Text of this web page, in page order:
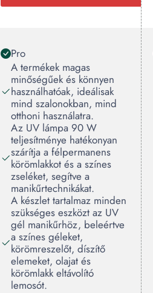
Pro
A termékek magas
minőségűek és könnyen
használhatóak, ideálisak
mind szalonokban, mind
otthoni használatra.
Az UV lámpa 90 W
teljesítménye hatékonyan
szárítja a félpermanens
körömlakkot és a színes
zseléket, segítve a
manikűrtechnikákat.
A készlet tartalmaz minden
szükséges eszközt az UV
gél manikűrhöz, beleértve
a színes géleket,
körömreszelőt, díszítő
elemeket, olajat és
körömlakk eltávolító
lemosót.